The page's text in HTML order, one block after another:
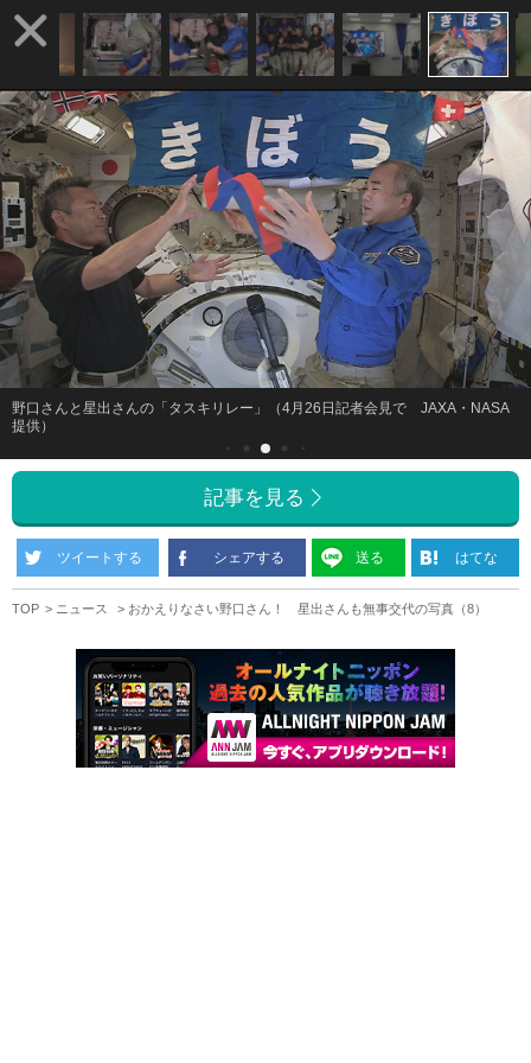
野口さんと星出さんの「タスキリレー」（4月26日記者会見で JAXA・NASA
提供）
記事を見る
ツイートする シェアする 送る はてな
TOP ニュース おかえりなさい野口さん！ 星出さんも無事交代の写真（8）